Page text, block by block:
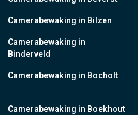
Camerabewaking in Bilzen
Camerabewaking in
Binderveld
Camerabewaking in Bocholt
Camerabewaking in Boekhout